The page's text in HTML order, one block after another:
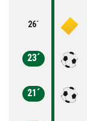
26´
23´
21´